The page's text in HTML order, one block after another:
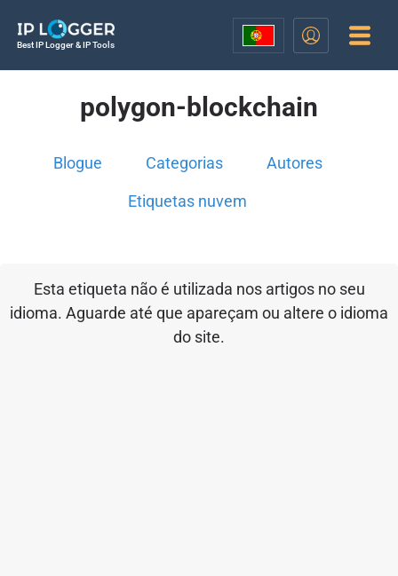
Best IP Logger & IP Tools
polygon-blockchain
Blogue Categorias Autores
Etiquetas nuvem